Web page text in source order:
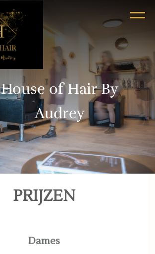
House of Hair By
Audrey
PRIJZEN
Dames